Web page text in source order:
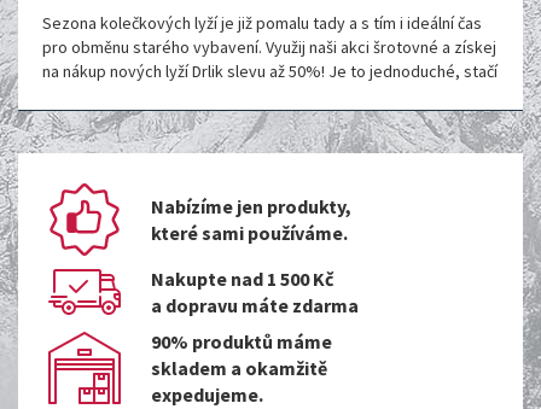
Sezona kolečkových lyží je již pomalu tady a s tím i ideální čas
pro obměnu starého vybavení. Využij naši akci šrotovné a získej
na nákup nových lyží Drlik slevu až 50%! Je to jednoduché, stačí
Nabízíme jen produkty,
které sami používáme.
Nakupte nad 1 500 Kč
a dopravu máte zdarma
90% produktů máme
skladem a okamžitě
expedujeme.